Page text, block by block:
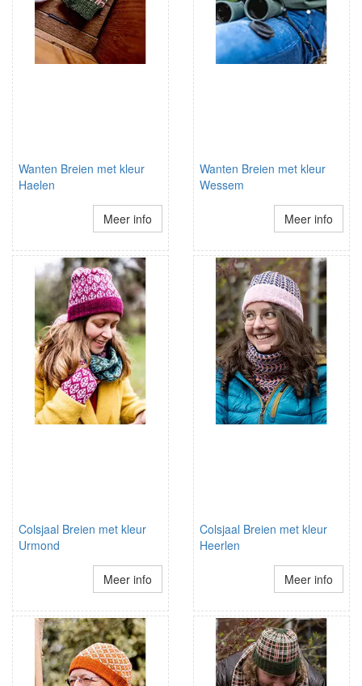
Wanten Breien met kleur
Haelen
Meer info
Wanten Breien met kleur
Wessem
Meer info
Colsjaal Breien met kleur
Urmond
Meer info
Colsjaal Breien met kleur
Heerlen
Meer info